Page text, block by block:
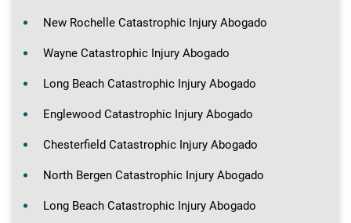
New Rochelle Catastrophic Injury Abogado
Wayne Catastrophic Injury Abogado
Long Beach Catastrophic Injury Abogado
Englewood Catastrophic Injury Abogado
Chesterfield Catastrophic Injury Abogado
North Bergen Catastrophic Injury Abogado
Long Beach Catastrophic Injury Abogado